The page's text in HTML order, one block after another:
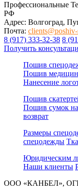
Профессиональные
РФ
Адрес: Волгоград,
Почта:
8 (917) 333-32-38 8
Получить
Пошив
Пошив
Нанесение
Пошив
Пошив сумок на
возврат
Размеры
спецодежды
Юридическим
Наши клиенты
ООО «КАНБЕЛ»,